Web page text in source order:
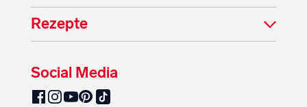
Rezepte
Social Media
SalzburgMilch auf Facebook
SalzburgMilch auf Instagram
SalzburgMilch auf YouTube
SalzburgMilch auf Pinterest
SalzburgMilch auf TikTok